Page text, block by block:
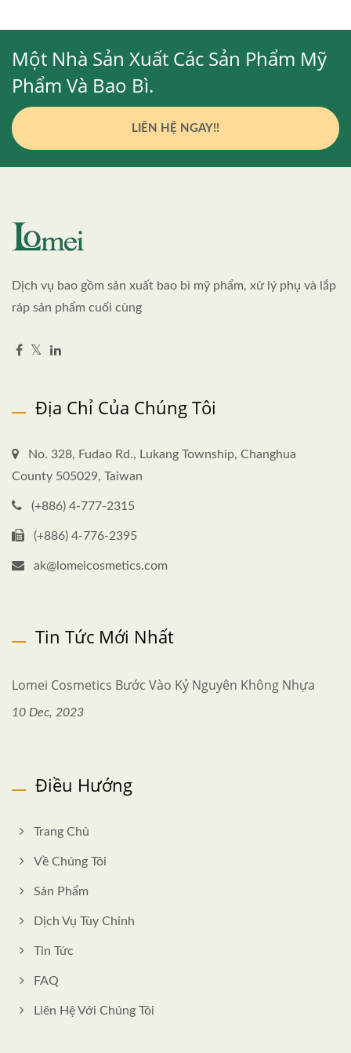
Một Nhà Sản Xuất Các Sản Phẩm Mỹ
Phẩm Và Bao Bì.
LIÊN HỆ NGAY!!
Dịch vụ bao gồm sản xuất bao bì mỹ phẩm, xử lý phụ và lắp
ráp sản phẩm cuối cùng
Địa Chỉ Của Chúng Tôi
No. 328, Fudao Rd., Lukang Township, Changhua
County 505029, Taiwan
(+886) 4-777-2315
(+886) 4-776-2395
ak@lomeicosmetics.com
Tin Tức Mới Nhất
Lomei Cosmetics Bước Vào Kỷ Nguyên Không Nhựa
10 Dec, 2023
Điều Hướng
Trang Chủ
Về Chúng Tôi
Sản Phẩm
Dịch Vụ Tùy Chỉnh
Tin Tức
FAQ
Liên Hệ Với Chúng Tôi